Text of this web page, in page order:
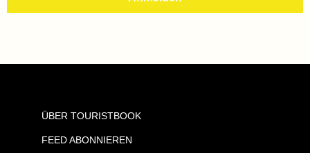
ÜBER TOURISTBOOK
FEED ABONNIEREN